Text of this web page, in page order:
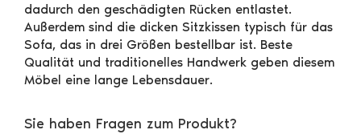
dadurch den geschädigten Rücken entlastet.
Außerdem sind die dicken Sitzkissen typisch für das
Sofa, das in drei Größen bestellbar ist. Beste
Qualität und traditionelles Handwerk geben diesem
Möbel eine lange Lebensdauer.
Sie haben Fragen zum Produkt?